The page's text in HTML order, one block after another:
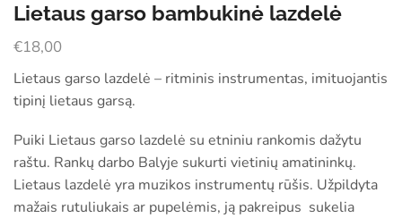
Lietaus garso bambukinė lazdelė
€18,00
Lietaus garso lazdelė – ritminis instrumentas, imituojantis
tipinį lietaus garsą.
Puiki Lietaus garso lazdelė su etniniu rankomis dažytu
raštu. Rankų darbo Balyje sukurti vietinių amatininkų.
Lietaus lazdelė yra muzikos instrumentų rūšis. Užpildyta
mažais rutuliukais ar pupelėmis, ją pakreipus sukelia